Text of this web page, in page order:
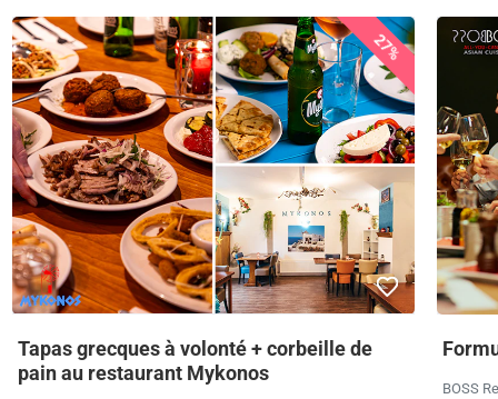
27%
Tapas grecques à volonté + corbeille de
pain au restaurant Mykonos
BOSS